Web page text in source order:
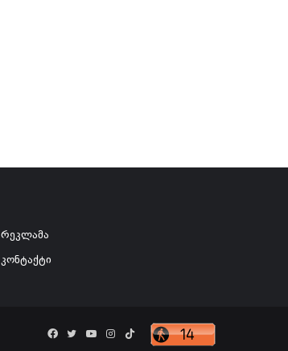
რეკლამა
კონტაქტი
FacebookTwitterYouTubeInstagram
TikTok